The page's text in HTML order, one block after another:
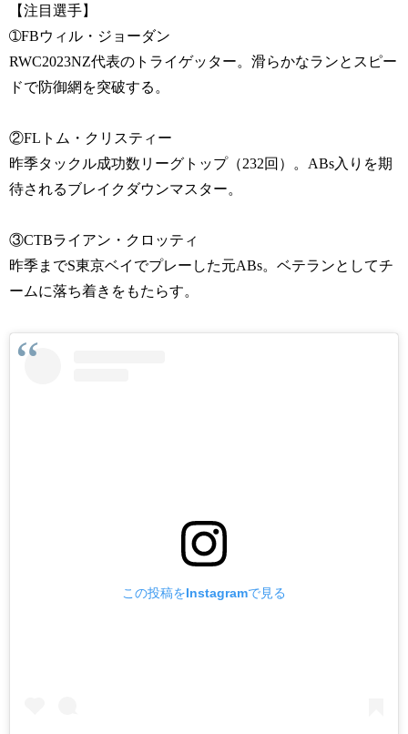
【注目選手】
➀FBウィル・ジョーダン
RWC2023NZ代表のトライゲッター。滑らかなランとスピー
ドで防御網を突破する。
②FLトム・クリスティー
昨季タックル成功数リーグトップ（232回）。ABs入りを期
待されるブレイクダウンマスター。
③CTBライアン・クロッティ
昨季までS東京ベイでプレーした元ABs。ベテランとしてチ
ームに落ち着きをもたらす。
この投稿をInstagramで見る